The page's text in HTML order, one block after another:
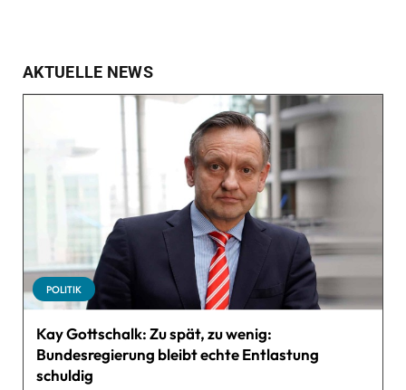
AKTUELLE NEWS
POLITIK
Kay Gottschalk: Zu spät, zu wenig:
Bundesregierung bleibt echte Entlastung
schuldig